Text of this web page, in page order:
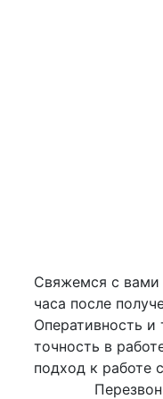
Свяжемся с вами
часа после
Оперативность и
точность в
подход к работе